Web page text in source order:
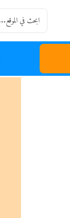
Search
for: